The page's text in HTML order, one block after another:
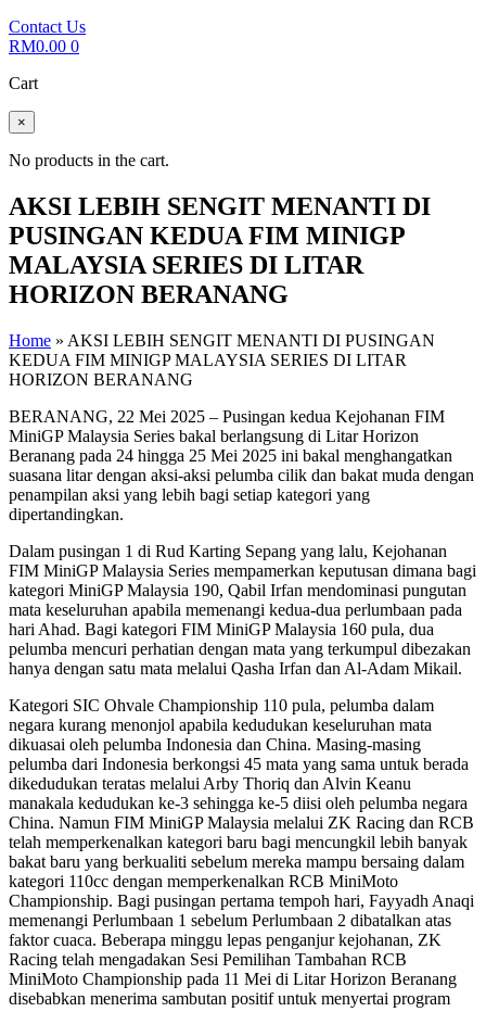
Contact Us
RM0.00 0
Cart
×
No products in the cart.
AKSI LEBIH SENGIT MENANTI DI
PUSINGAN KEDUA FIM MINIGP
MALAYSIA SERIES DI LITAR
HORIZON BERANANG
Home » AKSI LEBIH SENGIT MENANTI DI PUSINGAN
KEDUA FIM MINIGP MALAYSIA SERIES DI LITAR
HORIZON BERANANG
BERANANG, 22 Mei 2025 – Pusingan kedua Kejohanan FIM
MiniGP Malaysia Series bakal berlangsung di Litar Horizon
Beranang pada 24 hingga 25 Mei 2025 ini bakal menghangatkan
suasana litar dengan aksi-aksi pelumba cilik dan bakat muda dengan
penampilan aksi yang lebih bagi setiap kategori yang
dipertandingkan.
Dalam pusingan 1 di Rud Karting Sepang yang lalu, Kejohanan
FIM MiniGP Malaysia Series mempamerkan keputusan dimana bagi
kategori MiniGP Malaysia 190, Qabil Irfan mendominasi pungutan
mata keseluruhan apabila memenangi kedua-dua perlumbaan pada
hari Ahad. Bagi kategori FIM MiniGP Malaysia 160 pula, dua
pelumba mencuri perhatian dengan mata yang terkumpul dibezakan
hanya dengan satu mata melalui Qasha Irfan dan Al-Adam Mikail.
Kategori SIC Ohvale Championship 110 pula, pelumba dalam
negara kurang menonjol apabila kedudukan keseluruhan mata
dikuasai oleh pelumba Indonesia dan China. Masing-masing
pelumba dari Indonesia berkongsi 45 mata yang sama untuk berada
dikedudukan teratas melalui Arby Thoriq dan Alvin Keanu
manakala kedudukan ke-3 sehingga ke-5 diisi oleh pelumba negara
China. Namun FIM MiniGP Malaysia melalui ZK Racing dan RCB
telah memperkenalkan kategori baru bagi mencungkil lebih banyak
bakat baru yang berkualiti sebelum mereka mampu bersaing dalam
kategori 110cc dengan memperkenalkan RCB MiniMoto
Championship. Bagi pusingan pertama tempoh hari, Fayyadh Anaqi
memenangi Perlumbaan 1 sebelum Perlumbaan 2 dibatalkan atas
faktor cuaca. Beberapa minggu lepas penganjur kejohanan, ZK
Racing telah mengadakan Sesi Pemilihan Tambahan RCB
MiniMoto Championship pada 11 Mei di Litar Horizon Beranang
disebabkan menerima sambutan positif untuk menyertai program